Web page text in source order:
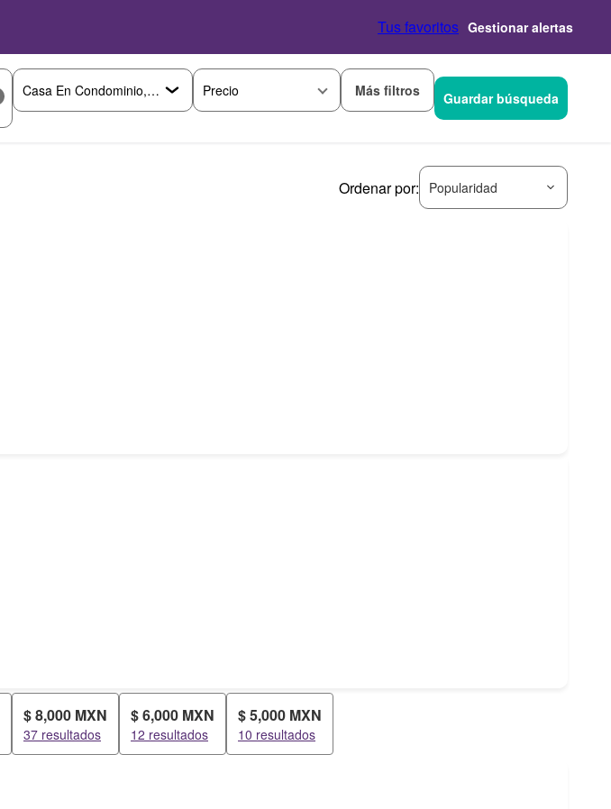
Tus favoritos Gestionar alertas
Precio Más filtros Guardar búsqueda
Ordenar por: Popularidad
$ 8,000 MXN
37 resultados
$ 6,000 MXN
12 resultados
$ 5,000 MXN
10 resultados